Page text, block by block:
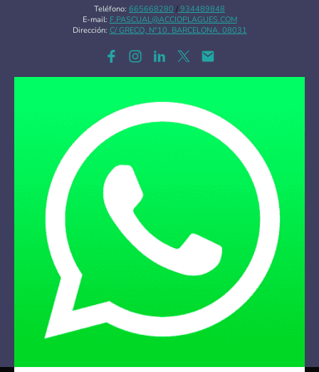
Teléfono: 665668280 / 934489848
E-mail: F.PASCUAL@ACCIOPLAGUES.COM
Dirección: C/ GRECO, Nº10. BARCELONA. 08031